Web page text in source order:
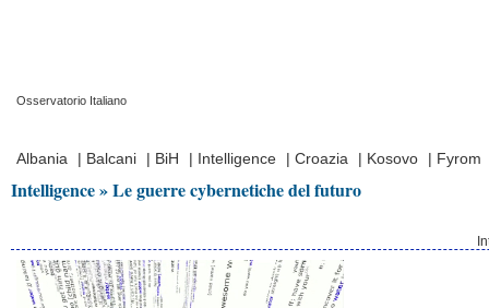
Osservatorio Italiano
Albania
| Balcani | BiH | Intelligence | Croazia | Kosovo | Fyrom
Intelligence » Le guerre cybernetiche del futuro